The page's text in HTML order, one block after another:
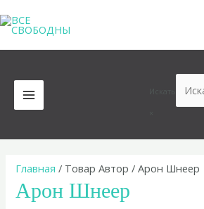
к
содержимому
MAIN
MENU
Главная / Товар Автор / Арон Шнеер
Арон Шнеер